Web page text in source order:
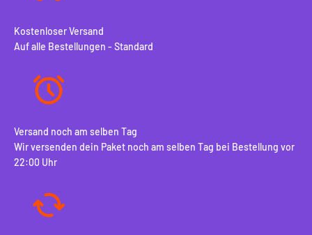
Kostenloser Versand
Auf alle Bestellungen - Standard
Versand noch am selben Tag
Wir versenden dein Paket noch am selben Tag bei Bestellung vor
22:00 Uhr